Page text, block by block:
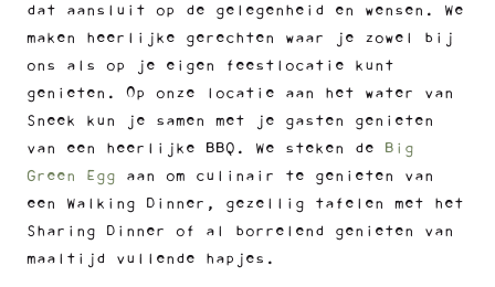
dat aansluit op de gelegenheid en wensen. We
maken heerlijke gerechten waar je zowel bij
ons als op je eigen feestlocatie kunt
genieten. Op onze locatie aan het water van
Sneek kun je samen met je gasten genieten
van een heerlijke BBQ. We steken de Big
Green Egg aan om culinair te genieten van
een Walking Dinner, gezellig tafelen met het
Sharing Dinner of al borrelend genieten van
maaltijd vullende hapjes.